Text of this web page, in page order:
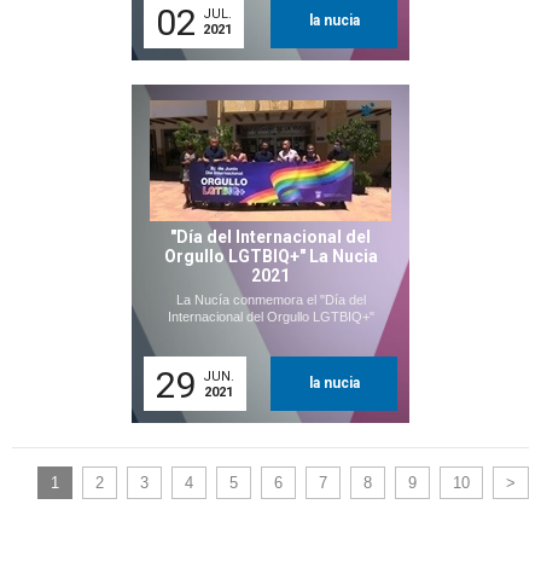
02
JUL.
2021
la nucia
"Día del Internacional del
Orgullo LGTBIQ+" La Nucia
2021
La Nucía conmemora el "Día del
Internacional del Orgullo LGTBIQ+"
29
JUN.
2021
la nucia
1 2 3 4 5 6 7 8 9 10 >